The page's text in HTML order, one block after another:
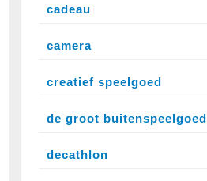
cadeau
camera
creatief speelgoed
de groot buitenspeelgoed
decathlon